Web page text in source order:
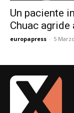
Un paciente
Chuac
europapress - 5